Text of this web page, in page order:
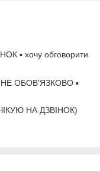
▪ хочу обговорити
НЕ ОБОВ'ЯЗКОВО ▪
НА ДЗВІНОК)